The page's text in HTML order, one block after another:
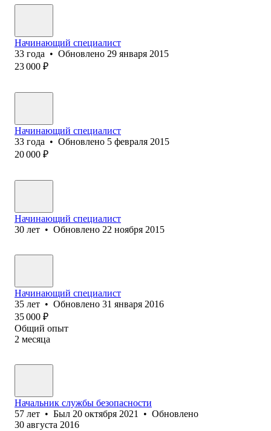
Начинающий специалист
33 года • Обновлено 29 января 2015
23 000 ₽
Начинающий специалист
33 года • Обновлено 5 февраля 2015
20 000 ₽
Начинающий специалист
30 лет • Обновлено 22 ноября 2015
Начинающий специалист
35 лет • Обновлено 31 января 2016
35 000 ₽
Общий опыт
2 месяца
Начальник службы безопасности
57 лет • Был 20 октября 2021 • Обновлено
30 августа 2016